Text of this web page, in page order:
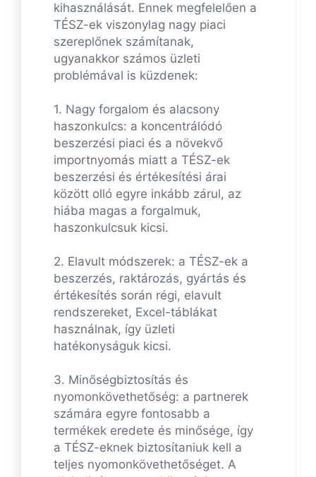
kihasználását. Ennek megfelelően a
TÉSZ-ek viszonylag nagy piaci
szereplőnek számítanak,
ugyanakkor számos üzleti
problémával is küzdenek:
1. Nagy forgalom és alacsony
haszonkulcs: a koncentrálódó
beszerzési piaci és a növekvő
importnyomás miatt a TÉSZ-ek
beszerzési és értékesítési árai
között olló egyre inkább zárul, az
hiába magas a forgalmuk,
haszonkulcsuk kicsi.
2. Elavult módszerek: a TÉSZ-ek a
beszerzés, raktározás, gyártás és
értékesítés során régi, elavult
rendszereket, Excel-táblákat
használnak, így üzleti
hatékonyságuk kicsi.
3. Minőségbiztosítás és
nyomonkövethetőség: a partnerek
számára egyre fontosabb a
termékek eredete és minősége, így
a TÉSZ-eknek biztosítaniuk kell a
teljes nyomonkövethetőséget. A